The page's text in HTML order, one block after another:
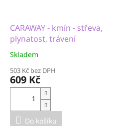
CARAWAY - kmín - střeva,
plynatost, trávení
Skladem
503 Kč bez DPH
609 Kč
Do košíku